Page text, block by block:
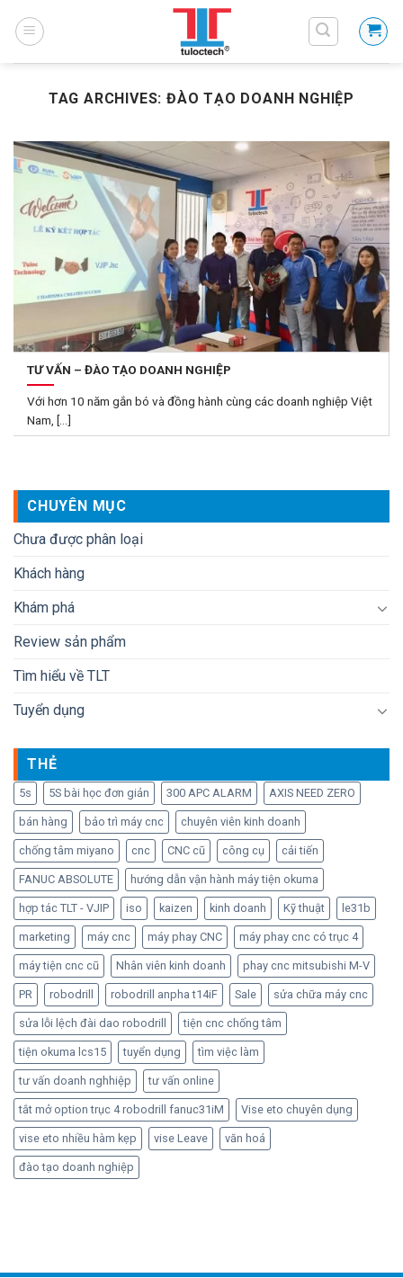
TAG ARCHIVES:ĐÀO TẠO DOANH NGHIỆP
TƯ VẤN – ĐÀO TẠO DOANH NGHIỆP
Với hơn 10 năm gắn bó và đồng hành cùng các doanh nghiệp Việt
Nam, [...]
CHUYÊN MỤC
Chưa được phân loại
Khách hàng
Khám phá
Review sản phẩm
Tìm hiểu về TLT
Tuyển dụng
THẺ
5s 5S bài học đơn giản 300 APC ALARM AXIS NEED ZERO
bán hàng bảo trì máy cnc chuyên viên kinh doanh
chống tâm miyano cnc CNC cũ công cụ cải tiến
FANUC ABSOLUTE hướng dẫn vận hành máy tiện okuma
hợp tác TLT - VJIP iso kaizen kinh doanh Kỹ thuật le31b
marketing máy cnc máy phay CNC máy phay cnc có trục 4
máy tiện cnc cũ Nhân viên kinh doanh phay cnc mitsubishi M-V
PR robodrill robodrill anpha t14iF Sale sửa chữa máy cnc
sửa lỗi lệch đài dao robodrill tiện cnc chống tâm
tiện okuma lcs15 tuyển dụng tìm việc làm
tư vấn doanh nghhiệp tư vấn online
tắt mở option trục 4 robodrill fanuc31iM Vise eto chuyên dụng
vise eto nhiều hàm kẹp vise Leave văn hoá
đào tạo doanh nghiệp